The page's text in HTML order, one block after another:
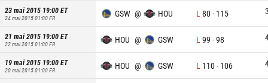
23 mai 2015 19:00ET
24 mai 2015 01:00FR GSW @ HOU L 80- 115
21 mai 2015 19:00ET
22 mai 2015 01:00FR HOU @ GSW L 99 -98
19 mai 2015 19:00ET
20 mai 2015 01:00FR HOU @ GSW L 110- 106